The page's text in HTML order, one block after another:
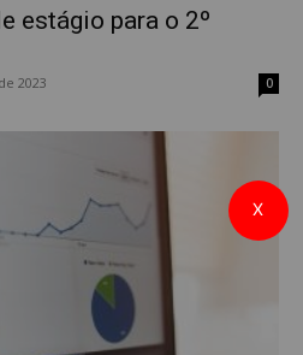
estágio para o 2º
2023 0
X